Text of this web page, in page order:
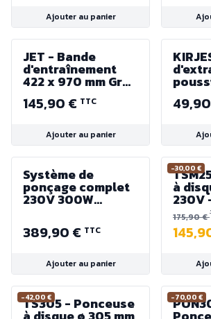
Ajouter au panier
JET - Bande
d'entraînement
422 x 970 mm Gr
100 pour
Ponceuse
JWDS1632 et
JWDS1836
145,90 € TTC
Ajouter au panier
Système de
ponçage complet
230V 300W
double sortie
d'arbre
389,90 € TTC
Ajouter au panier
-30,00 €
à
230V
550W
175,90 €
-42,00 €
TS305 - Ponceuse -70,00 €